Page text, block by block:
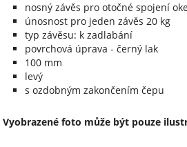
nosný závěs pro otočné spojení
únosnost pro jeden závěs 20 kg
typ závěsu: k zadlabání
povrchová úprava - černý lak
100 mm
levý
s ozdobným zakončením čepu
Vyobrazené foto může být pouze